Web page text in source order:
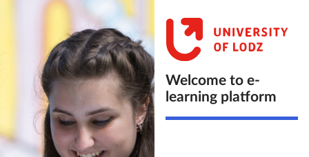
Welcome to e-
learning platform